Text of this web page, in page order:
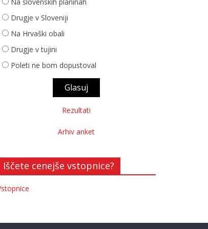
Drugje v Sloveniji
Na Hrvaški obali
Drugje v tujini
Poleti ne bom dopustoval
Rezultati
Arhiv anket
Iščete cenejše vstopnice?